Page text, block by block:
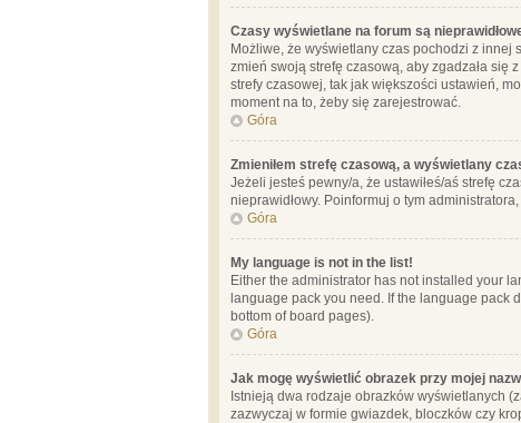
Czasy wyświetlane na forum są
Możliwe, że wyświetlany czas pochodzi z innej
zmień swoją strefę czasową, aby zgadzała się
strefy czasowej, tak jak większości ustawień,
moment na to, żeby się zarejestrować.
Góra
Zmieniłem strefę czasową, a wyświetlany
Jeżeli jesteś pewny/a, że ustawiłeś/aś strefę
nieprawidłowy. Poinformuj o tym
Góra
My language is not in the list!
Either the administrator has not installed your
language pack you need. If the language pack
bottom of board pages).
Góra
Jak mogę wyświetlić obrazek przy mojej
Istnieją dwa rodzaje obrazków wyświetlanych
zazwyczaj w formie gwiazdek, bloczków czy